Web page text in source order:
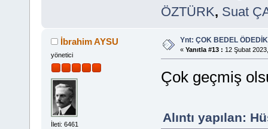
ÖZTÜRK, Suat
İbrahim AYSU
yönetici
İleti: 6461
Ynt: ÇOK BEDEL
« Yanıtla #13 : 12 Şubat
Çok geçmiş
Alıntı yapılan: